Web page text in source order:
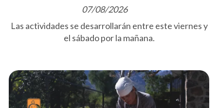
07/08/2026
Las actividades se desarrollarán entre este viernes y
el sábado por la mañana.